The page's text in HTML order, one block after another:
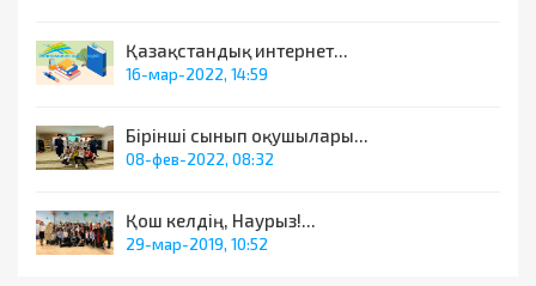
Қазақстандық интернет...
16-мар-2022, 14:59
Бірінші сынып оқушылары...
08-фев-2022, 08:32
Қош келдің, Наурыз!...
29-мар-2019, 10:52